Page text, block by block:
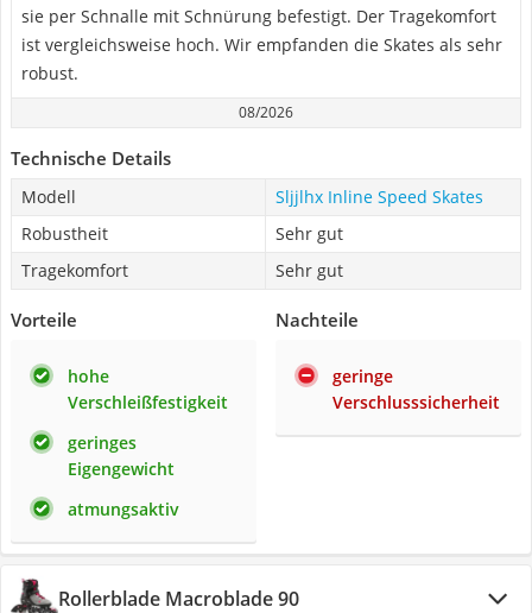
sie per Schnalle mit Schnürung befestigt. Der Tragekomfort
ist vergleichsweise hoch. Wir empfanden die Skates als sehr
robust.
08/2026
Technische Details
Modell
Sljjlhx Inline Speed Skates
Robustheit
Sehr gut
Tragekomfort
Sehr gut
Vorteile
hohe
Verschleißfestigkeit
geringes
Eigengewicht
atmungsaktiv
Nachteile
geringe
Verschlusssicherheit
Rollerblade Macroblade 90